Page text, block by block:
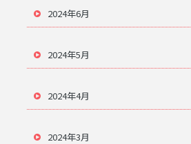
2024年6月
2024年5月
2024年4月
2024年3月